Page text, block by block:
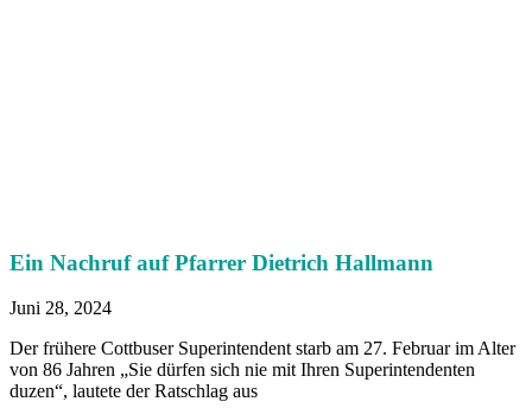
Ein Nachruf auf Pfarrer Dietrich Hallmann
Juni 28, 2024
Der frühere Cottbuser Superintendent starb am 27. Februar im Alter
von 86 Jahren „Sie dürfen sich nie mit Ihren ­Superintendenten
duzen“, lautete der Ratschlag aus